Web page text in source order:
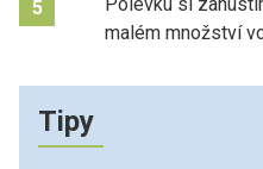
5
malém množství
Tipy